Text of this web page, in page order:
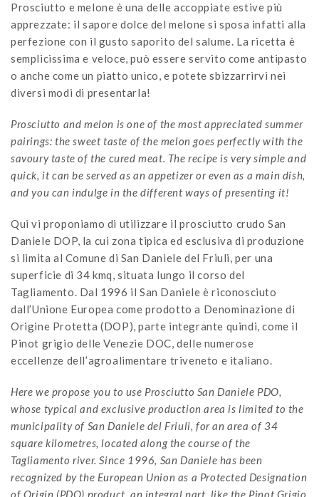
Prosciutto e melone è una delle accoppiate estive più
apprezzate: il sapore dolce del melone si sposa infatti alla
perfezione con il gusto saporito del salume. La ricetta è
semplicissima e veloce, può essere servito come antipasto
o anche come un piatto unico, e potete sbizzarrirvi nei
diversi modi di presentarla!
Prosciutto and melon is one of the most appreciated summer
pairings: the sweet taste of the melon goes perfectly with the
savoury taste of the cured meat. The recipe is very simple and
quick, it can be served as an appetizer or even as a main dish,
and you can indulge in the different ways of presenting it!
Qui vi proponiamo di utilizzare il prosciutto crudo San
Daniele DOP, la cui zona tipica ed esclusiva di produzione
si limita al Comune di San Daniele del Friuli, per una
superficie di 34 kmq, situata lungo il corso del
Tagliamento. Dal 1996 il San Daniele è riconosciuto
dall’Unione Europea come prodotto a Denominazione di
Origine Protetta (DOP), parte integrante quindi, come il
Pinot grigio delle Venezie DOC, delle numerose
eccellenze dell’agroalimentare triveneto e italiano.
Here we propose you to use Prosciutto San Daniele PDO,
whose typical and exclusive production area is limited to the
municipality of San Daniele del Friuli, for an area of 34
square kilometres, located along the course of the
Tagliamento river. Since 1996, San Daniele has been
recognized by the European Union as a Protected Designation
of Origin (PDO) product, an integral part, like the Pinot Grigio